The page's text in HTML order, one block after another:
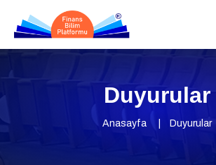
Duyurular
Anasayfa Duyurular